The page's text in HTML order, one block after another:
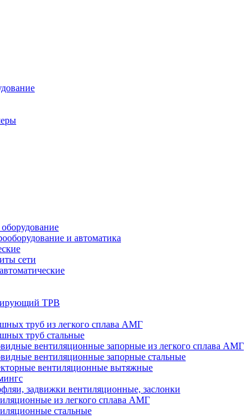
и автоматика
сети
ТРВ
труб из легкого сплава АМГ
труб стальные
вентиляционные запорные из легкого сплава АМГ
вентиляционные запорные стальные
вентиляционные вытяжные
задвижки вентиляционные, заслонки
из легкого сплава АМГ
стальные